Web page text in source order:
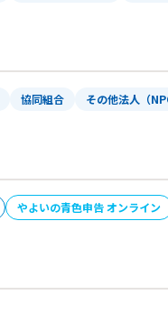
協同組合 その他法人（
やよいの青色申告 オンライン